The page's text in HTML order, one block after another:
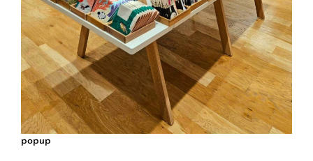
popup